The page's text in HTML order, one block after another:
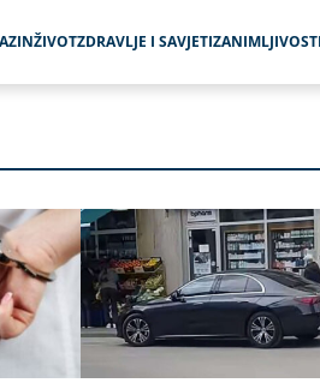
ŽIVOTZDRAVLJE I SAVJETIZANIMLJIVOSTI